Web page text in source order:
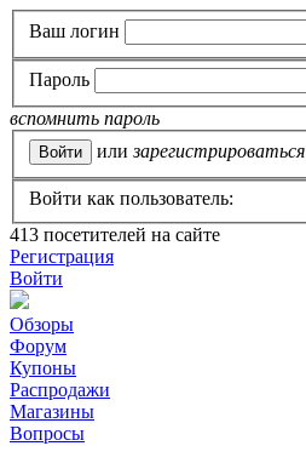
Ваш логин
Пароль
вспомнить пароль
или зарегистрироваться
Войти как пользователь:
413 посетителей на сайте
Регистрация
Войти
Обзоры
Форум
Купоны
Распродажи
Магазины
Вопросы